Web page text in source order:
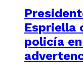
Espriella
policía